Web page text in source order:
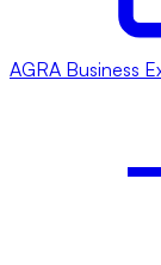
AGRA Business